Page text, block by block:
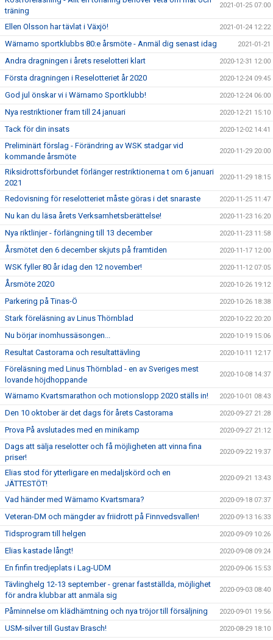
träning
2021-01-25 07:00
Ellen Olsson har tävlat i Växjö! 2021-01-24 12:22
Wärnamo sportklubbs 80:e årsmöte - Anmäl dig senast idag 2021-01-21
Andra dragningen i årets reselotteri klart 2020-12-31 12:00
Första dragningen i Reselotteriet år 2020 2020-12-24 09:45
God jul önskar vi i Wärnamo Sportklubb! 2020-12-24 06:00
Nya restriktioner fram till 24 januari 2020-12-21 15:10
Tack för din insats 2020-12-02 14:41
Preliminärt förslag - Förändring av WSK stadgar vid
kommande årsmöte
2020-11-29 20:00
Riksidrottsförbundet förlänger restriktionerna t om 6 januari
2021
2020-11-29 18:15
Redovisning för reselotteriet måste göras i det snaraste 2020-11-25 11:47
Nu kan du läsa årets Verksamhetsberättelse! 2020-11-23 16:20
Nya riktlinjer - förlängning till 13 december 2020-11-23 11:58
Årsmötet den 6 december skjuts på framtiden 2020-11-17 12:00
WSK fyller 80 år idag den 12 november! 2020-11-12 07:05
Årsmöte 2020 2020-10-26 19:12
Parkering på Tinas-Ö 2020-10-26 18:38
Stark föreläsning av Linus Thörnblad 2020-10-22 20:20
Nu börjar inomhussäsongen... 2020-10-19 15:06
Resultat Castorama och resultattävling 2020-10-11 12:17
Föreläsning med Linus Thörnblad - en av Sveriges mest
lovande höjdhoppande
2020-10-08 14:37
Wärnamo Kvartsmarathon och motionslopp 2020 ställs in! 2020-10-01 08:43
Den 10 oktober är det dags för årets Castorama 2020-09-27 21:28
Prova På avslutades med en minikamp 2020-09-27 21:12
Dags att sälja reselotter och få möjligheten att vinna fina
priser!
2020-09-22 19:37
Elias stod för ytterligare en medaljskörd och en
JÄTTESTÖT!
2020-09-21 13:43
Vad händer med Wärnamo Kvartsmara? 2020-09-18 07:37
Veteran-DM och mängder av friidrott på Finnvedsvallen! 2020-09-13 16:33
Tidsprogram till helgen 2020-09-09 10:26
Elias kastade långt! 2020-09-08 09:24
En finfin tredjeplats i Lag-UDM 2020-09-06 15:53
Tävlinghelg 12-13 september - grenar fastställda, möjlighet
för andra klubbar att anmäla sig
2020-09-03 08:40
Påminnelse om klädhämtning och nya tröjor till försäljning 2020-09-01 19:56
USM-silver till Gustav Brasch! 2020-08-29 18:10